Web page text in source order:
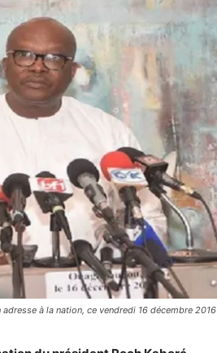
à la nation, ce vendredi 16 décembre 2016